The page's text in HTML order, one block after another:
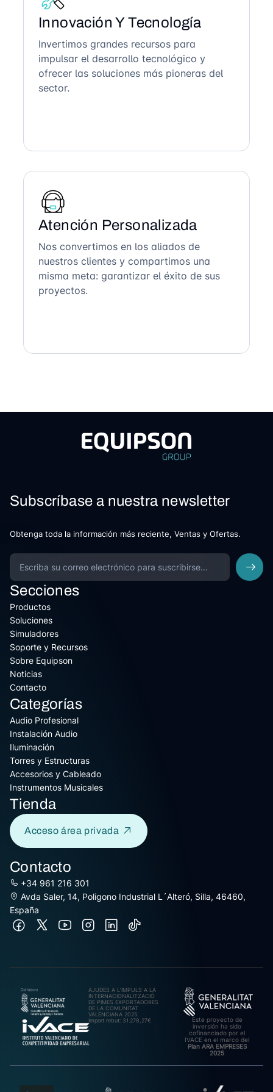
Innovación Y Tecnología
Invertimos grandes recursos para
impulsar el desarrollo tecnológico y
ofrecer las soluciones más pioneras del
sector.
Atención Personalizada
Nos convertimos en los aliados de
nuestros clientes y compartimos una
misma meta: garantizar el éxito de sus
proyectos.
Subscríbase a nuestra newsletter
Obtenga toda la información más reciente, Ventas y Ofertas.
Secciones
Productos
Soluciones
Simuladores
Soporte y Recursos
Sobre Equipson
Noticias
Contacto
Categorías
Audio Profesional
Instalación Audio
Iluminación
Torres y Estructuras
Accesorios y Cableado
Instrumentos Musicales
Tienda
Acceso área privada
Contacto
+34 961 216 301
Avda Saler, 14, Poligono Industrial L´Alteró, Silla, 46460,
España
AJUDES A L’IMPULS A LA
INTERNACIONALITZACIÓ
DE PIMES EXPORTADORES
DE LA COMUNITAT
VALENCIANA 2025.
Import rebut: 31.278,27€
Este proyecto de
inversión ha sido
cofinanciado por el
IVACE en el marco del
Plan ARA EMPRESES
2025